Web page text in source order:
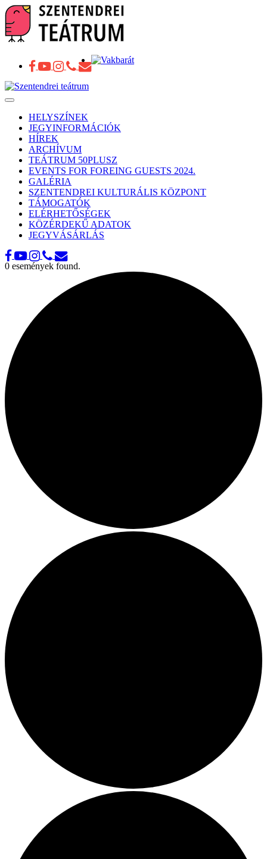
Toggle
navigationHELYSZÍNEK
JEGYINFORMÁCIÓK
HÍREK
ARCHÍVUM
TEÁTRUM 50PLUSZ
EVENTS FOR FOREING GUESTS 2024.
GALÉRIA
SZENTENDREI KULTURÁLIS KÖZPONT
TÁMOGATÓK
ELÉRHETŐSÉGEK
KÖZÉRDEKŰ ADATOK
JEGYVÁSÁRLÁS
0 események found.